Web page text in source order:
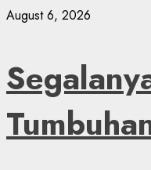
Skip
August 6, 2026